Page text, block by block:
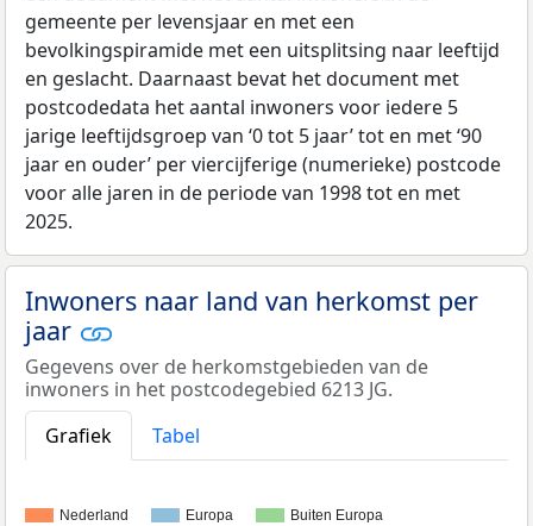
gemeente per levensjaar en met een
bevolkingspiramide met een uitsplitsing naar leeftijd
en geslacht. Daarnaast bevat het document met
postcodedata het aantal inwoners voor iedere 5
jarige leeftijdsgroep van ‘0 tot 5 jaar’ tot en met ‘90
jaar en ouder’ per viercijferige (numerieke) postcode
voor alle jaren in de periode van 1998 tot en met
2025.
Inwoners naar land van herkomst per
jaar
Gegevens over de herkomstgebieden van de
inwoners in het postcodegebied 6213 JG.
Grafiek
Tabel
Nederland Europa Buiten Europa